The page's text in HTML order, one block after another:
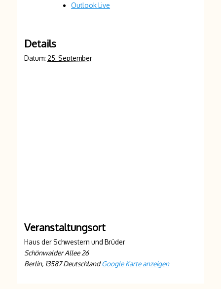
Outlook Live
Details
Datum: 25. September
Veranstaltungsort
Haus der Schwestern und Brüder
Schönwalder Allee 26
Berlin, 13587 Deutschland Google Karte anzeigen